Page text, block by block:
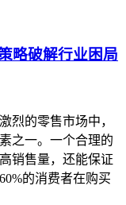
略破解行业困局
烈的零售市场中，
之一。一个合理的
销售量，还能保证
的消费者在购买